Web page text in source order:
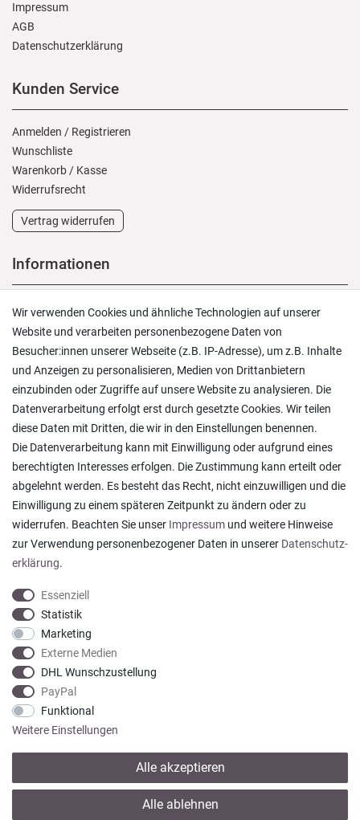
Impressum
AGB
Daten­schutz­erklärung
Kunden Service
Anmelden / Registrieren
Wunschliste
Warenkorb / Kasse
Widerrufs­recht
Vertrag widerrufen
Informationen
Versand und Zahlung
Rücksendungen
Lieferung in die Schweiz
Pflegesymbole
Lagerverkauf
Ratgeber & News
Alles wie beschrieben , sehr gute Qualität
Rainer T., Rheine
Datum der Veröffentlichung: 06.08.2026
Datum der Kauferfahrung: 27.07.2026
922 Bewertungen
Wir verwenden Cookies und ähnliche Technologien auf unserer
Website und verarbeiten personenbezogene Daten von
Besucher:innen unserer Webseite (z.B. IP-Adresse), um z.B. Inhalte
und Anzeigen zu personalisieren, Medien von Drittanbietern
einzubinden oder Zugriffe auf unsere Website zu analysieren. Die
Datenverarbeitung erfolgt erst durch gesetzte Cookies. Wir teilen
diese Daten mit Dritten, die wir in den Einstellungen benennen.
Die Datenverarbeitung kann mit Einwilligung oder aufgrund eines
berechtigten Interesses erfolgen. Die Zustimmung kann erteilt oder
abgelehnt werden. Es besteht das Recht, nicht einzuwilligen und die
Einwilligung zu einem späteren Zeitpunkt zu ändern oder zu
widerrufen. Beachten Sie unser Impressum und weitere Hinweise
zur Verwendung personenbezogener Daten in unserer Daten­schutz­
erklärung.
Essenziell
Statistik
Marketing
Externe Medien
DHL Wunschzustellung
PayPal
Funktional
Weitere Einstellungen
Alle akzeptieren
Alle ablehnen
* Alle Preise verstehen sich inkl. gesetzl. MwSt. zzgl.